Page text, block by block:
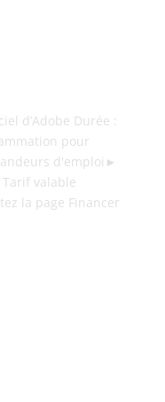
d’Adobe Durée :
pour
d'emploi►
valable
la page Financer